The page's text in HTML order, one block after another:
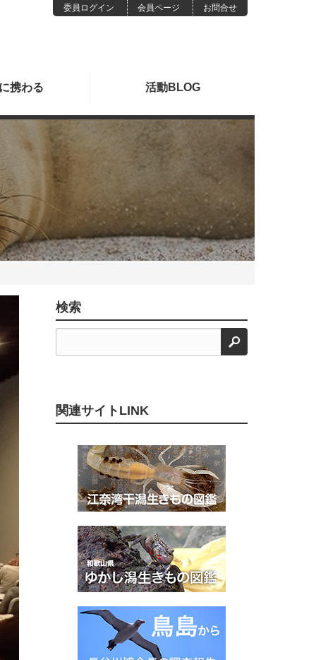
委員ログイン 会員ページ お問合せ
携わる 活動BLOG
検索
検索
関連サイトLINK